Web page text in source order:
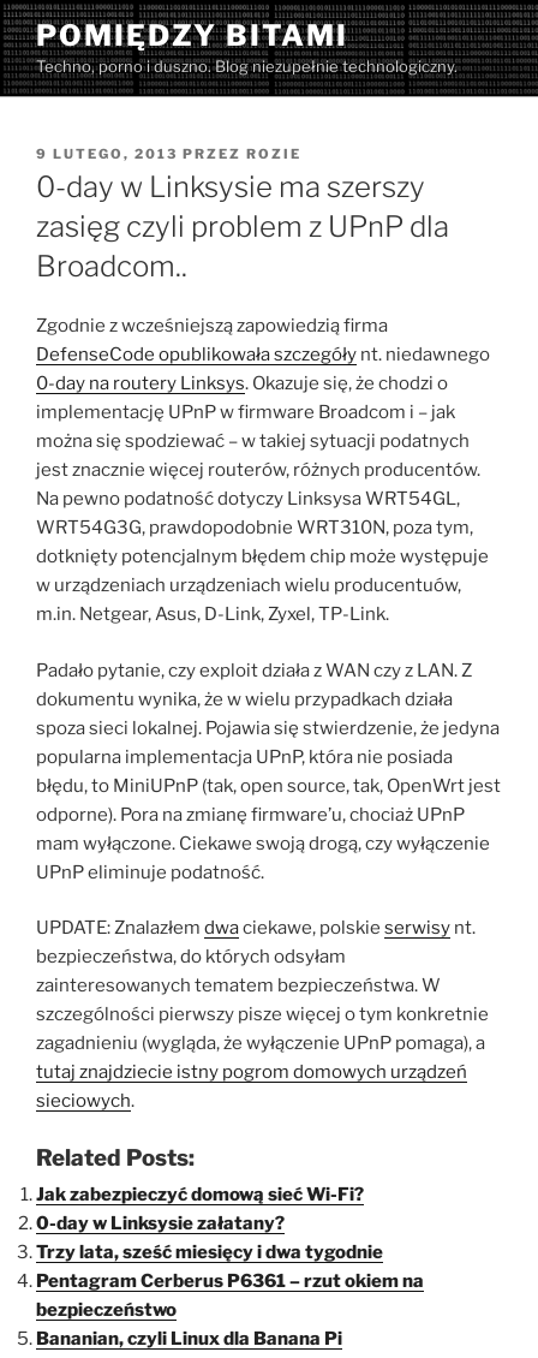
Przejdź
do
treści
POMIĘDZY BITAMI
Techno, porno i duszno. Blog niezupełnie technologiczny.
OPUBLIKOWANE
W
9 LUTEGO, 2013 PRZEZ ROZIE
0-day w Linksysie ma szerszy
zasięg czyli problem z UPnP dla
Broadcom..
Zgodnie z wcześniejszą zapowiedzią firma
DefenseCode opublikowała szczegóły nt. niedawnego
0-day na routery Linksys. Okazuje się, że chodzi o
implementację UPnP w firmware Broadcom i – jak
można się spodziewać – w takiej sytuacji podatnych
jest znacznie więcej routerów, różnych producentów.
Na pewno podatność dotyczy Linksysa WRT54GL,
WRT54G3G, prawdopodobnie WRT310N, poza tym,
dotknięty potencjalnym błędem chip może występuje
w urządzeniach urządzeniach wielu producentuów,
m.in. Netgear, Asus, D-Link, Zyxel, TP-Link.
Padało pytanie, czy exploit działa z WAN czy z LAN. Z
dokumentu wynika, że w wielu przypadkach działa
spoza sieci lokalnej. Pojawia się stwierdzenie, że jedyna
popularna implementacja UPnP, która nie posiada
błędu, to MiniUPnP (tak, open source, tak, OpenWrt jest
odporne). Pora na zmianę firmware’u, chociaż UPnP
mam wyłączone. Ciekawe swoją drogą, czy wyłączenie
UPnP eliminuje podatność.
UPDATE: Znalazłem dwaciekawe, polskie serwisy nt.
bezpieczeństwa, do których odsyłam
zainteresowanych tematem bezpieczeństwa. W
szczególności pierwszy pisze więcej o tym konkretnie
zagadnieniu (wygląda, że wyłączenie UPnP pomaga), a
tutaj znajdziecie istny pogrom domowych urządzeń
sieciowych.
Related Posts:
Jak zabezpieczyć domową sieć Wi-Fi?
0-day w Linksysie załatany?
Trzy lata, sześć miesięcy i dwa tygodnie
Pentagram Cerberus P6361 – rzut okiem na
bezpieczeństwo
Bananian, czyli Linux dla Banana Pi